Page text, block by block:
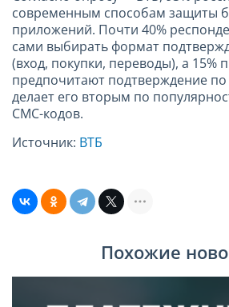
современным способам защиты
приложений. Почти 40%
сами выбирать формат
(вход, покупки, переводы), а 15%
предпочитают подтверждение
делает его вторым по
СМС-кодов.
Источник: ВТБ
Похожие